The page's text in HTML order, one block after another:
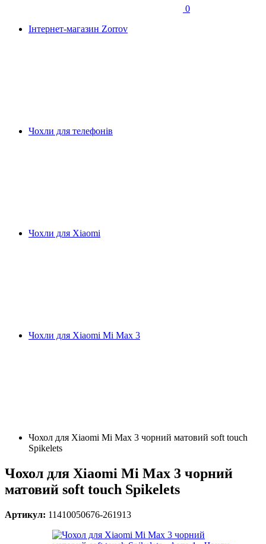
0
Інтернет-магазин Zorrov
Чохли для телефонів
Чохли для Xiaomi
Чохли для Xiaomi Mi Max 3
Чохол для Xiaomi Mi Max 3 чорний матовий soft touch
Spikelets
Чохол для Xiaomi Mi Max 3 чорний
матовий soft touch Spikelets
Артикул: 11410050676-261913